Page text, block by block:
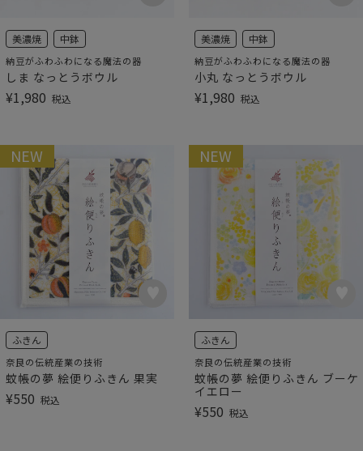
美濃焼 中鉢
納豆がふわふわになる魔法の器
しま なっとうボウル
¥1,980 税込
美濃焼 中鉢
納豆がふわふわになる魔法の器
小丸 なっとうボウル
¥1,980 税込
NEW
ふきん
奈良の伝統産業の技術
蚊帳の夢 絵便りふきん 果実
¥550 税込
NEW
ふきん
奈良の伝統産業の技術
蚊帳の夢 絵便りふきん ブーケ
イエロー
¥550 税込